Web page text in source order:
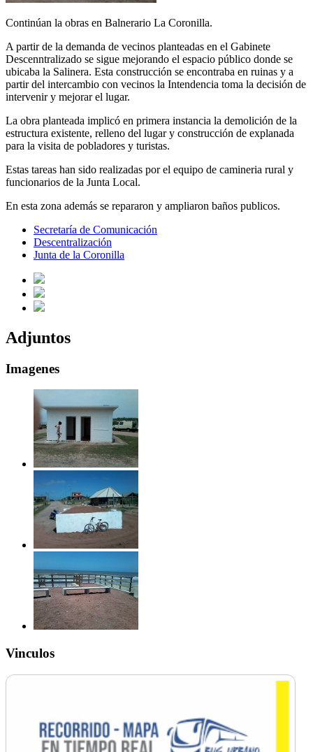
Continúan la obras en Balnerario La Coronilla.
A partir de la demanda de vecinos planteadas en el Gabinete
Descenntralizado se sigue mejorando el espacio público donde se
ubicaba la Salinera. Esta construcción se encontraba en ruinas y a
partir del intercambio con vecinos la Intendencia toma la decisión de
intervenir y mejorar el lugar.
La obra planteada implicó en primera instancia la demolición de la
estructura existente, relleno del lugar y construcción de explanada
para la visita de pobladores y turistas.
Estas tareas han sido realizadas por el equipo de camineria rural y
funcionarios de la Junta Local.
En esta zona además se repararon y ampliaron baños publicos.
Secretaría de Comunicación
Descentralización
Junta de la Coronilla
Adjuntos
Imagenes
Vinculos